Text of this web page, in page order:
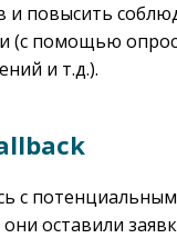
и повысить
(с помощью
и т.д.).
с
они оставили